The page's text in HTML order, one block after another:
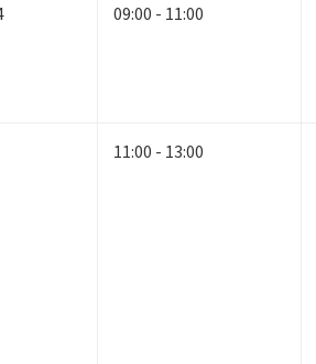
09:00 - 11:00
11:00 - 13:00